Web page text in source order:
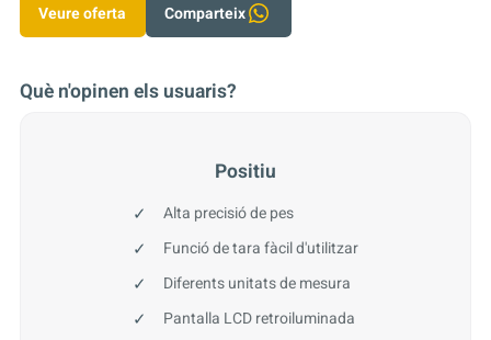
Veure oferta Comparteix
Què n'opinen els usuaris?
Positiu
Alta precisió de pes
Funció de tara fàcil d'utilitzar
Diferents unitats de mesura
Pantalla LCD retroiluminada